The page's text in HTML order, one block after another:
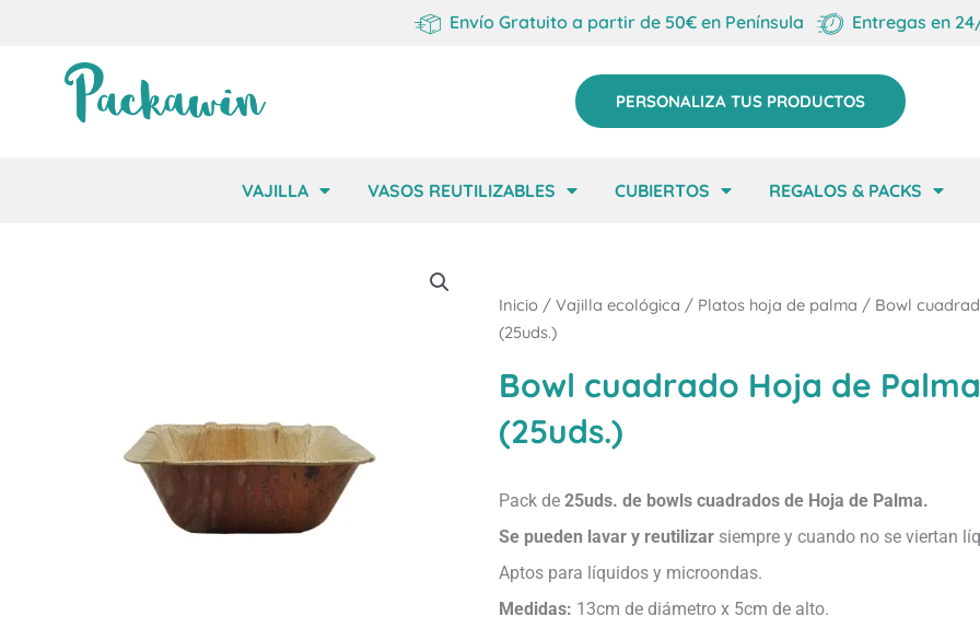
Envío Gratuito a partir de 50€ en Península Entregas en
PERSONALIZA TUS PRODUCTOS
VAJILLA VASOS REUTILIZABLES CUBIERTOS REGALOS & PACKS
Inicio / Vajilla ecológica / Platos hoja de palma / Bowl
(25uds.)
Bowl cuadrado Hoja de
(25uds.)
Pack de 25uds. de bowls cuadrados de Hoja de Palma.
Se pueden lavar y reutilizar siempre y cuando no se viertan
Aptos para líquidos y microondas.
Medidas: 13cm de diámetro x 5cm de alto.